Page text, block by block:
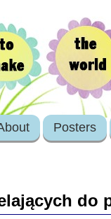
Posters
do